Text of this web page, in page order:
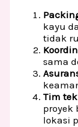
kayu
tidak
sama
Tim
proyek
lokasi